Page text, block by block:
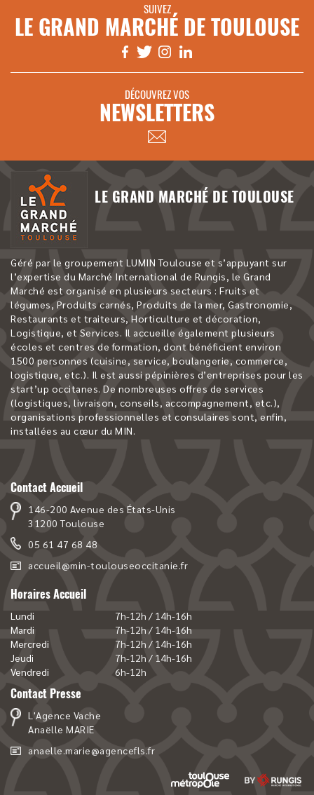
SUIVEZ
LE GRAND MARCHÉ DE TOULOUSE
DÉCOUVREZ VOS
NEWSLETTERS
LE GRAND MARCHÉ DE TOULOUSE
Géré par le groupement LUMIN Toulouse et s’appuyant sur
l’expertise du Marché International de Rungis, le Grand
Marché est organisé en plusieurs secteurs : Fruits et
légumes, Produits carnés, Produits de la mer, Gastronomie,
Restaurants et traiteurs, Horticulture et décoration,
Logistique, et Services. Il accueille également plusieurs
écoles et centres de formation, dont bénéficient environ
1500 personnes (cuisine, service, boulangerie, commerce,
logistique, etc.). Il est aussi pépinières d’entreprises pour les
start’up occitanes. De nombreuses offres de services
(logistiques, livraison, conseils, accompagnement, etc.),
organisations professionnelles et consulaires sont, enfin,
installées au cœur du MIN.
Contact Accueil
146-200 Avenue des États-Unis
31200 Toulouse
05 61 47 68 48
accueil@min-toulouseoccitanie.fr
Horaires Accueil
Lundi
7h-12h / 14h-16h
Mardi
7h-12h / 14h-16h
Mercredi
7h-12h / 14h-16h
Jeudi
7h-12h / 14h-16h
Vendredi
6h-12h
Contact Presse
L'Agence Vache
Anaëlle MARIE
anaelle.marie@agencefls.fr